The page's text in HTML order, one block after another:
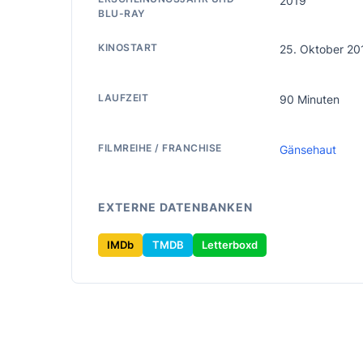
BLU-RAY
KINOSTART 25. Oktober
LAUFZEIT 90 Minuten
FILMREIHE / FRANCHISE Gänsehaut
EXTERNE DATENBANKEN
IMDb TMDB Letterboxd